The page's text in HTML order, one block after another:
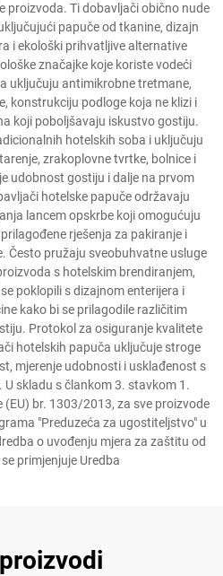
proizvoda. Ti dobavljači obično nude
papuče od tkanine, dizajn
i ekološki prihvatljive alternative
značajke koje koriste vodeći
uključuju antimikrobne tretmane,
konstrukciju podloge koja ne klizi i
koji poboljšavaju iskustvo gostiju.
hotelskih soba i uključuju
zrakoplovne tvrtke, bolnice i
udobnost gostiju i dalje na prvom
hotelske papuče održavaju
lancem opskrbe koji omogućuju
rješenja za pakiranje i
Često pružaju sveobuhvatne usluge
s hotelskim brendiranjem,
poklopili s dizajnom enterijera i
kako bi se prilagodile različitim
Protokol za osiguranje kvalitete
hotelskih papuča uključuje stroge
mjerenje udobnosti i usklađenost s
skladu s člankom 3. stavkom 1.
br. 1303/2013, za sve proizvode
"Preduzeća za ugostiteljstvo" u
o uvođenju mjera za zaštitu od
primjenjuje Uredba